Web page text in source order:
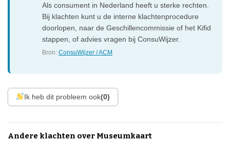
Als consument in Nederland heeft u sterke rechten.
Bij klachten kunt u de interne klachtenprocedure
doorlopen, naar de Geschillencommissie of het Kifid
stappen, of advies vragen bij ConsuWijzer.
Bron:ConsuWijzer / ACM
Ik heb dit probleem ook(0)
Andere klachten over Museumkaart